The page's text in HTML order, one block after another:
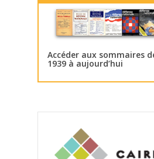
Accéder aux sommaires
1939 à aujourd’hui